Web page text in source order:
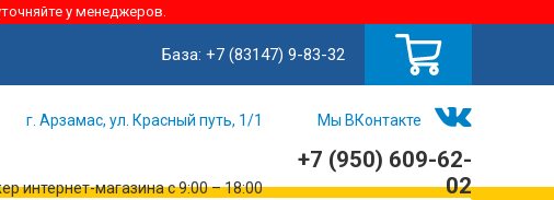
у менеджеров.
База: +7 (83147) 9-83-32
г. Арзамас, ул. Красный путь, 1/1 Мы ВКонтакте
интернет-магазина с 9:00 – 18:00
+7 (950) 609-62-
02